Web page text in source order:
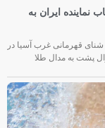
ایران به
قهرمانی غرب آسیا در